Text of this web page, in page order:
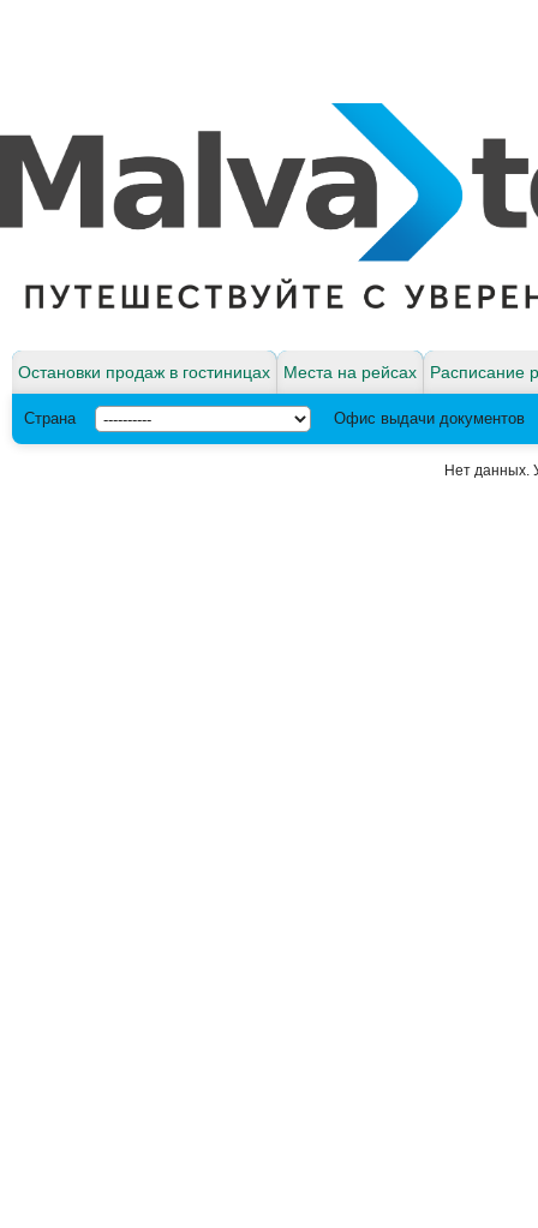
Остановки продаж в гостиницах Места на рейсах Расписание
Страна Офис выдачи документов
Нет данных.